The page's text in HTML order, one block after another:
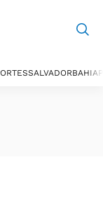
SALVADORBAHIA